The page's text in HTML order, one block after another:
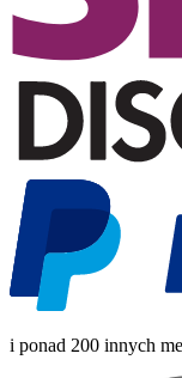
i ponad 200 innych